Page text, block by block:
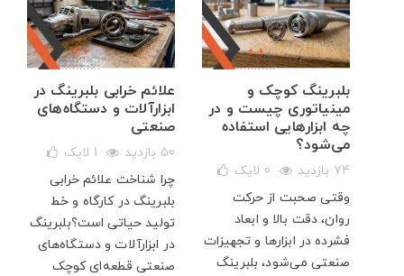
علائم خرابی بلبرینگ در
ابزارآلات و دستگاه‌های
صنعتی
50 بازدید 1 لایک
چرا شناخت علائم خرابی
بلبرینگ در کارگاه و خط
تولید حیاتی است؟بلبرینگ
در ابزارآلات و دستگاه‌های
صنعتی قطعه‌ای کوچک
بلبرینگ کوچک و
مینیاتوری چیست و در
چه ابزارهایی استفاده
می‌شود؟
74 بازدید 0 لایک
وقتی صحبت از حرکت
روان، دقت بالا و ابعاد
فشرده در ابزارها و تجهیزات
صنعتی می‌شود، بلبرینگ